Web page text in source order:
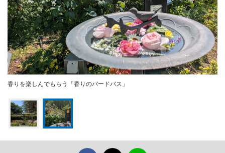
香りを楽しんでもらう「香りのバードバス」